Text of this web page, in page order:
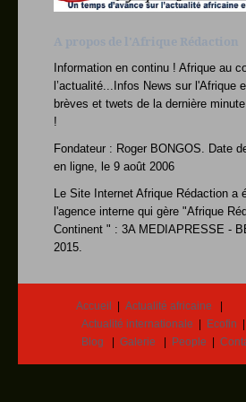
événements tragiques survenu
Bureau Co
Congo : Plus de 22.0
Plus
de différentes Egli
RDC-Matete : la loi
Les
RDC : Les 91 % de l&
Mlle
du lycée Kabambare, 91 %,
Autre presse
Bénin : La 3e éditio
édition du salon int
CPI : Un nouveau jug
Fokker 50 de la Com
Image du jour…
Et
élevé dan
RDC : La ville de Ki
Le
A propos de l'Afrique Rédaction
Information en continu ! Afrique au
l’actualité...Infos News sur l'Afrique
brèves et twets de la dernière
!
Fondateur : Roger BONGOS. Date
en ligne, le 9 août 2006
Le Site Internet Afrique Rédaction a
l'agence interne qui gère "Afrique
Continent " : 3A MEDIAPRESSE -
2015.
Accueil
Actualité africaine
Actualité internationale
Ecofin
Blog
Galerie People